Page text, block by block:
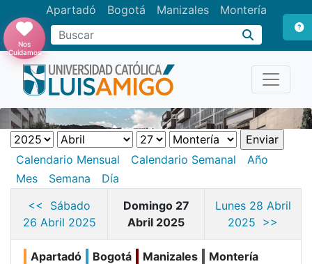
Apartadó Bogotá Manizales Montería
Buscar
Nos
Cuidamos
Calendario Mensual Calendario Semanal
Año
Mes
Semana
Día
<< Sábado
26 Abril 2025
Domingo 27
Abril 2025
Lunes 28 Abril
2025 >>
Apartadó Bogotá Manizales
Montería